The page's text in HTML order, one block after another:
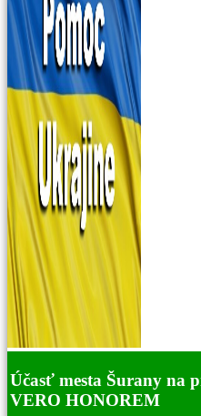
Účasť mesta Šurany na
VERO HONOREM